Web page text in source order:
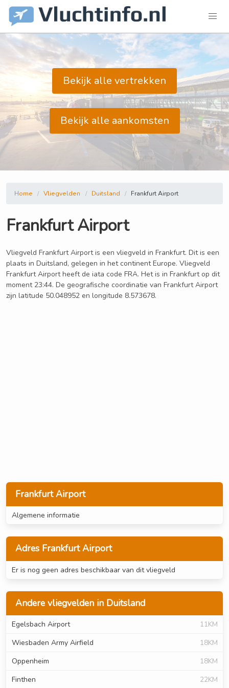
Bekijk alle vertrekken
Bekijk alle aankomsten
Frankfurt Airport
Algemene informatie
Adres Frankfurt Airport
Er is nog geen adres beschikbaar van dit vliegveld
Andere vliegvelden in Duitsland
Egelsbach Airport
11KM
Wiesbaden Army Airfield
18KM
Oppenheim
18KM
Finthen
22KM
Home Vliegvelden Duitsland Frankfurt Airport
Frankfurt Airport
Vliegveld Frankfurt Airport is een vliegveld in Frankfurt. Dit is een
plaats in Duitsland, gelegen in het continent Europe. Vliegveld
Frankfurt Airport heeft de iata code FRA. Het is in Frankfurt op dit
moment 23:44. De geografische coordinatie van Frankfurt Airport
zijn latitude 50.048952 en longitude 8.573678.